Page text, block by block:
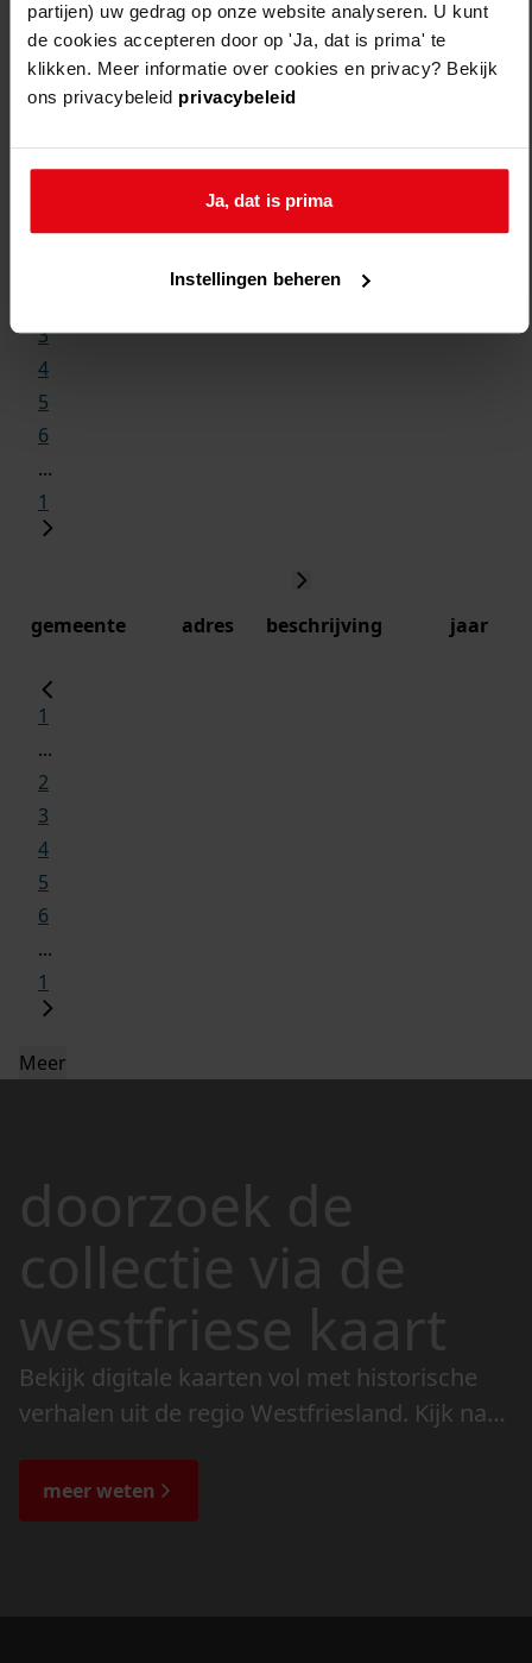
partijen) uw gedrag op onze website analyseren. U kunt
de cookies accepteren door op 'Ja, dat is prima' te
klikken. Meer informatie over cookies en privacy? Bekijk
ons privacybeleid privacybeleid
Ja, dat is prima
Instellingen beheren
1
3
4
5
6
...
1
gemeente adres beschrijving jaar
1
...
2
3
4
5
6
...
1
Meer
doorzoek de
collectie via de
westfriese kaart
Bekijk digitale kaarten vol met historische
verhalen uit de regio Westfriesland. Kijk naar
de bijzondere verhalen.
meer weten